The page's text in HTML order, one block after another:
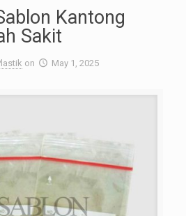
Kantong
Sakit
on May 1, 2025